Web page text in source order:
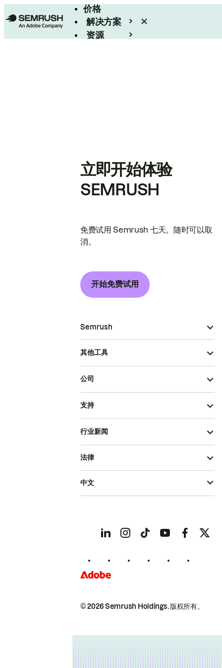
价格
解决方案
资源
立即开始体验
SEMRUSH
免费试用 Semrush 七天。随时可以取
消。
开始免费试用
Semrush
其他工具
公司
支持
行业新闻
© 2026 Semrush Holdings.版权所有。
法律
中文